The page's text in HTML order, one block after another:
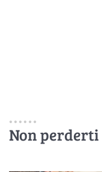
Non